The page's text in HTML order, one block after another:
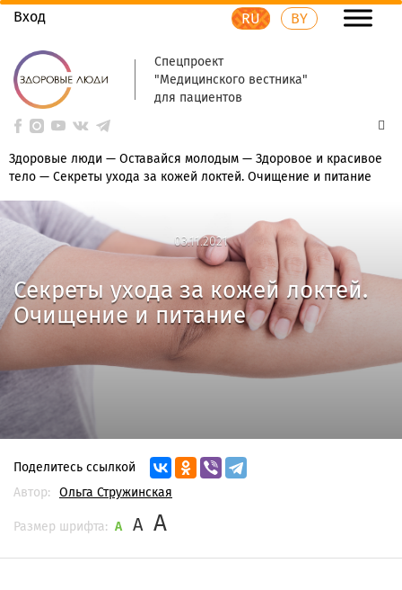
Вход RU BY
Спецпроект
"Медицинского вестника"
для пациентов
Здоровые люди — Оставайся молодым — Здоровое и красивое
тело — Секреты ухода за кожей локтей. Очищение и питание
03.11.2021
03.11.2021
Секреты ухода за кожей локтей.
Очищение и питание
Поделитесь ссылкой
Автор:
Ольга Стружинская
Размер шрифта: A A A